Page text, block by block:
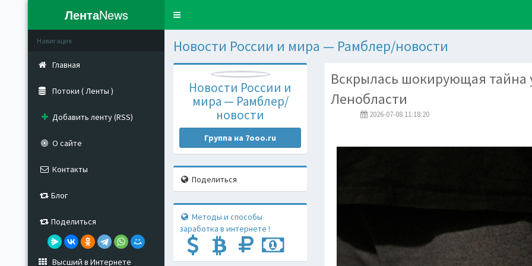
ЛентаNews
Toggle
Навигация
Главная
Потоки ( Ленты )
Добавить ленту (RSS)
О сайте
Контакты
Блог
Поделиться
Высший в Интернете
Новости России и мира — Рамблер/новости
Новости России и
мира — Рамблер/
новости
Группа на 7ooo.ru
Поделиться
Методы и способы
заработка в интернете !
Вскрылась шокирующая тайна
Ленобласти
2026-07-08 11:18:20